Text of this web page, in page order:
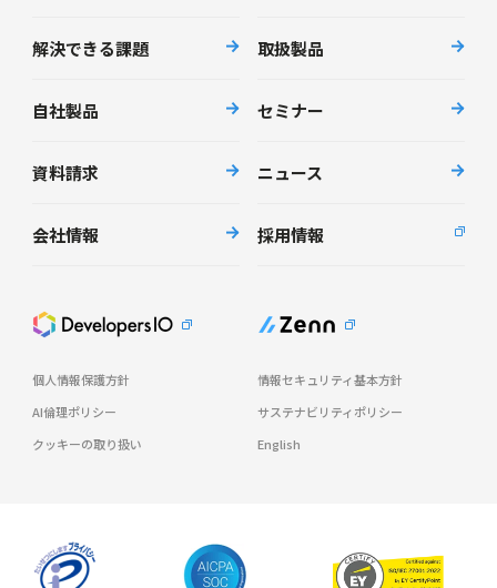
解決できる課題 取扱製品
自社製品 セミナー
資料請求 ニュース
会社情報 採用情報
個人情報保護方針
情報セキュリティ基本方針
AI倫理ポリシー
サステナビリティポリシー
クッキーの取り扱い
English